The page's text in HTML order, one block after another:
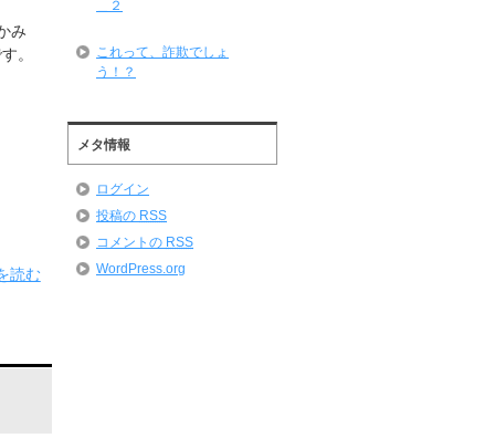
み
。
読む
＿２
これって、詐欺でしょ
う！？
メタ情報
ログイン
投稿の RSS
コメントの RSS
WordPress.org